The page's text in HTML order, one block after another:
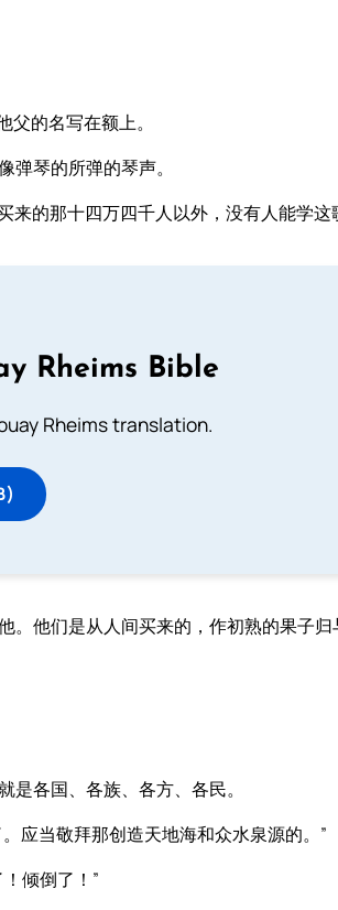
的名写在额上。
琴的所弹的琴声。
的那十四万四千人以外，没有人能学这
Rheims Bible
Rheims translation.
。他们是从人间买来的，作初熟的果子归
各国、各族、各方、各民。
应当敬拜那创造天地海和众水泉源的。”
倾倒了！”